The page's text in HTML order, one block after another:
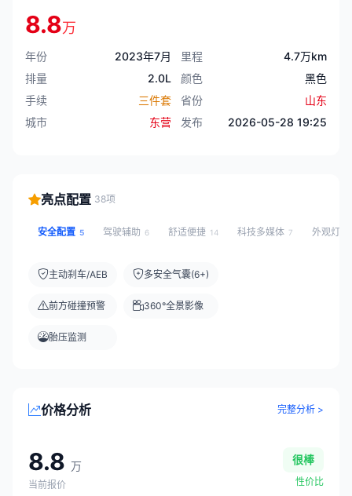
8.8万
年份 2023年7月 里程
4.7万km
排量
2.0L 颜色
黑色
手续
三件套 省份
山东
城市
东营 发布 2026-05-28 19:25
亮点配置 38项
安全配置 5 驾驶辅助 6 舒适便捷 14 科技多媒体 7 外观灯光
主动刹车/AEB
前方碰撞预警
胎压监测
多安全气囊(6+)
360°全景影像
价格分析 完整分析 >
8.8 万
当前报价
很棒
性价比